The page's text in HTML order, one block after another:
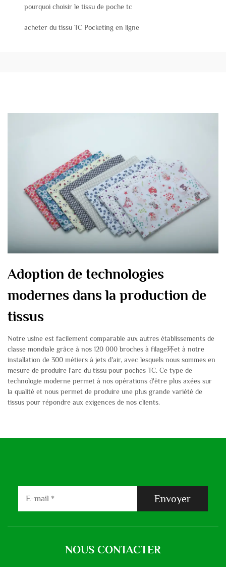
pourquoi choisir le tissu de poche tc
acheter du tissu TC Pocketing en ligne
Adoption de technologies
modernes dans la production de
tissus
Notre usine est facilement comparable aux autres établissements de
classe mondiale grâce à nos 120 000 broches à filage环et à notre
installation de 300 métiers à jets d'air, avec lesquels nous sommes en
mesure de produire l'arc du tissu pour poches TC. Ce type de
technologie moderne permet à nos opérations d'être plus axées sur
la qualité et nous permet de produire une plus grande variété de
tissus pour répondre aux exigences de nos clients.
Envoyer
NOUS CONTACTER